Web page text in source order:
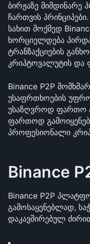
ბირჟაზე მიმდინარე
ჩართვის
სახით მოქმედ
ხორციელდება
ტრანზაქციების
კრიპტოვალუტის და
Binance P2P
უსაფრთხოების
უსაზღვროდ ფართო
ფართოდ
პროფესიონალი
Binance
Binance P2P
გამოსაყენებლად,
დაკავშირებულ